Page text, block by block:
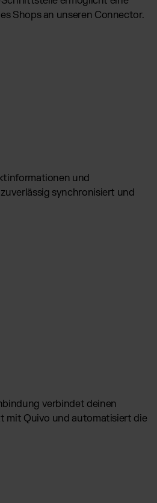
Shops an unseren Connector.
und
synchronisiert und
verbindet deinen
mit Quivo und automatisiert die